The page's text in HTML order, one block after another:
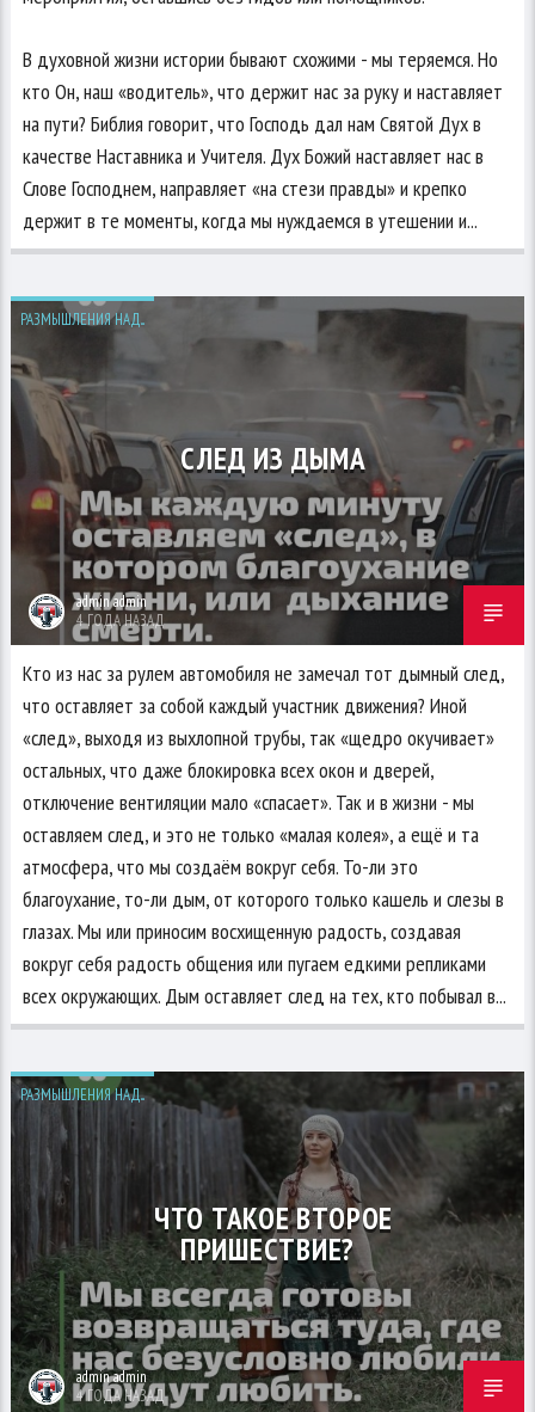
В духовной жизни истории бывают схожими - мы теряемся. Но
кто Он, наш «водитель», что держит нас за руку и наставляет
на пути? Библия говорит, что Господь дал нам Святой Дух в
качестве Наставника и Учителя. Дух Божий наставляет нас в
Слове Господнем, направляет «на стези правды» и крепко
держит в те моменты, когда мы нуждаемся в утешении и...
РАЗМЫШЛЕНИЯ НАД...
СЛЕД ИЗ ДЫМА
admin admin
4 ГОДА НАЗАД
Кто из нас за рулем автомобиля не замечал тот дымный след,
что оставляет за собой каждый участник движения? Иной
«след», выходя из выхлопной трубы, так «щедро окучивает»
остальных, что даже блокировка всех окон и дверей,
отключение вентиляции мало «спасает». Так и в жизни - мы
оставляем след, и это не только «малая колея», а ещё и та
атмосфера, что мы создаём вокруг себя. То-ли это
благоухание, то-ли дым, от которого только кашель и слезы в
глазах. Мы или приносим восхищенную радость, создавая
вокруг себя радость общения или пугаем едкими репликами
всех окружающих. Дым оставляет след на тех, кто побывал в...
РАЗМЫШЛЕНИЯ НАД...
ЧТО ТАКОЕ ВТОРОЕ
ПРИШЕСТВИЕ?
admin admin
4 ГОДА НАЗАД